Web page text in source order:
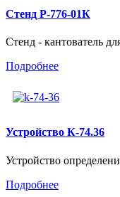
Стенд Р-776-01К
Стенд - кантователь
Подробнее
Устройство К-74.36
Устройство
Подробнее